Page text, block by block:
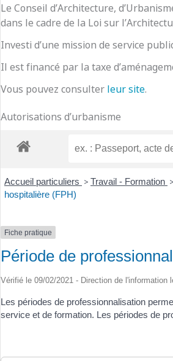
Le Conseil d’Architecture,
dans le cadre de la Loi sur
Investi d’une mission de service
Il est financé par la taxe
Vous pouvez consulter leur site.
Autorisations d’urbanisme
Accueil particuliers > Travail - Formation >
hospitalière (FPH)
Fiche pratique
Période de
Vérifié le 09/02/2021 - Direction de l'information
Les périodes de professionnalisation
service et de formation. Les périodes de